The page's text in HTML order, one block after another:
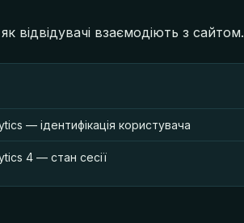
відвідувачі взаємодіють з сайтом.
— ідентифікація користувача
4 — стан сесії